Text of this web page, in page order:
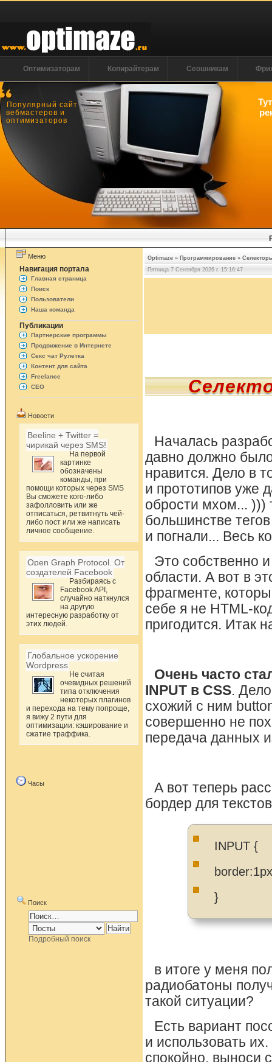
Оптимизаторам Копирайтерам Сеошникам
Популярный сайт
вебмастеров и
оптимизаторов
Меню
Навигация портала
Главная страница
Поиск
Пользователи
Наша команда
Публикации
Партнерские программы
Продвижение в Интернете
Секс чат Рулетка
Контент для сайта
Freelance
СЕО
Новости
Beeline + Twitter =
чирикай через SMS!
На первой
картинке
обозначены
команды, при
помощи которых через SMS
Вы сможете кого-либо
зафолловить или же
отписаться, ретвитнуть чей-
либо пост или же написать
личное сообщение.
Open Graph Protocol. От
создателей Facebook
Разбираясь с
Facebook API,
случайно наткнулся
на другую
интересную разработку от
этих людей.
Глобальное ускорение
Wordpress
Не считая
очевидных решений
типа отключения
некоторых плагинов
и перехода на тему попроще,
я вижу 2 пути для
оптимизации: кэширование и
сжатие траффика.
Часы
Поиск
Подробный поиск
Optimaze » Программирование »
Пятница 7 Сентября 2026 г. 15:16:48
Началась
давно должно
нравится. Дело в
и прототипов уже
обрости мхом... )))
большинстве
и погнали... Весь
Это собственно
области. А вот в
фрагменте,
себе я не HTML-
пригодится. Итак
Очень часто
INPUT в CSS.
схожий с ним
совершенно не
передача данных
А вот теперь
бордер для
INPUT {
}
в итоге у меня
радиобатоны
такой ситуации?
Есть вариант
и использовать
спокойно, выноси